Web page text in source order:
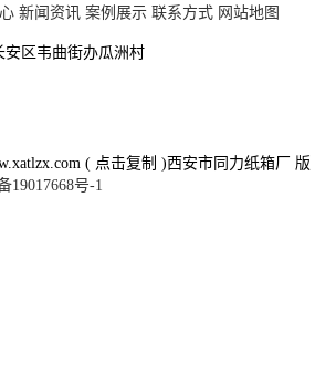
新闻资讯 案例展示 联系方式 网站地图
区韦曲街办瓜洲村
( 点击复制 )西安市同力纸箱厂 版
19017668号-1